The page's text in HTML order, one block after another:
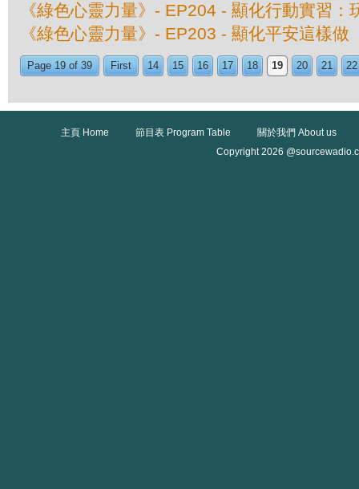
《綠色心靈力量》- EP204 - 顯化行動實習：
《綠色心靈力量》- EP203 - 顯化平安這樣做
Page 19 of 39 First 14 15 16 17 18 19 20 21 22
主頁 Home 節目表 Program Table
關於我們 About us
Copyright 2026